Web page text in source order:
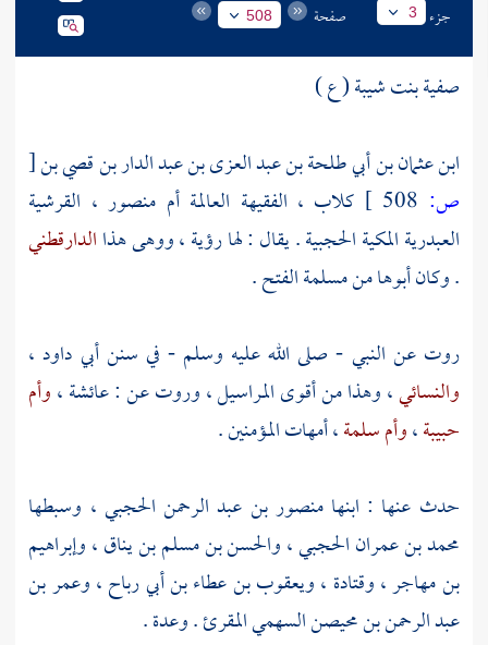
جزء 3 صفحة 508
صفية بنت شيبة ( ع )
ابن عثمان بن أبي طلحة بن عبد العزى بن عبد الدار بن قصي بن[
ص:
كلاب ، الفقيهة العالمة أم منصور ، القرشية
العبدرية المكية الحجبية . يقال : لها رؤية ، ووهى هذاالدارقطني
. وكان أبوها من مسلمة الفتح .
روت عن النبي - صلى الله عليه وسلم - في سننأبي داود ،
والنسائي، وهذا من أقوى المراسيل ، وروت عن :عائشة،وأم
حبيبة،وأم سلمة، أمهات المؤمنين .
حدث عنها : ابنهامنصور بن عبد الرحمن الحجبي ، وسبطها
محمد بن عمران الحجبي،والحسن بن مسلم بن يناق،وإبراهيم
بن مهاجر،وقتادة ،ويعقوب بن عطاء بن أبي رباح،وعمر بن
عبد الرحمن بن محيصن السهمي المقرئ. وعدة .